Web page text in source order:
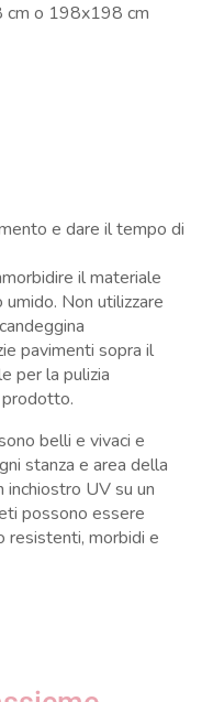
o 198x198 cm
e dare il tempo di
il materiale
umido. Non utilizzare
pavimenti sopra il
per la pulizia
belli e vivaci e
stanza e area della
inchiostro UV su un
possono essere
resistenti, morbidi e